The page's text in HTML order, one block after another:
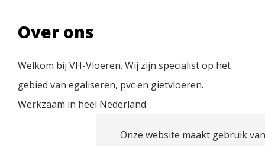
Over ons
Welkom bij VH-Vloeren. Wij zijn specialist op het
gebied van egaliseren, pvc en gietvloeren.
Werkzaam in heel Nederland.
Onze website maakt gebruik van